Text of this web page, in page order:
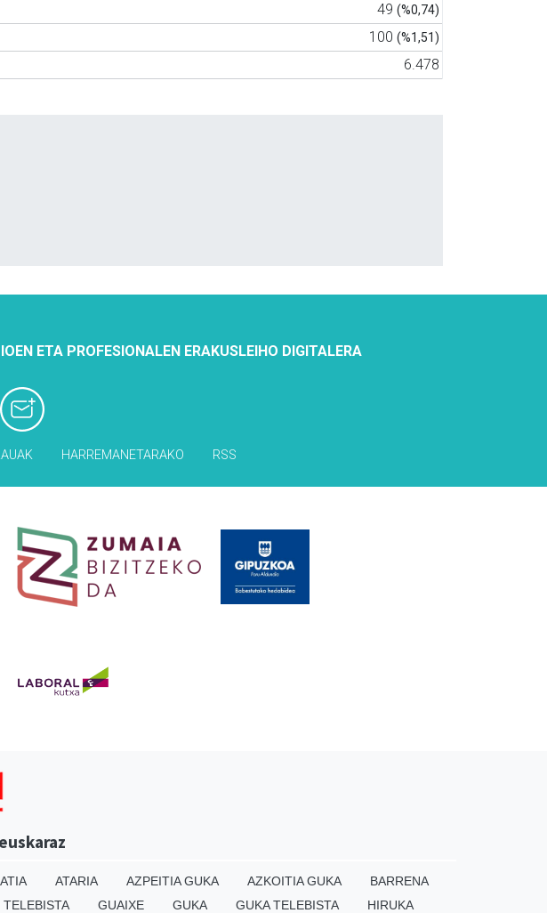
49 (%0,74)
100 (%1,51)
6.478
ETA PROFESIONALEN ERAKUSLEIHO DIGITALERA
HARREMANETARAKO RSS
ATARIA AZPEITIA GUKA AZKOITIA GUKA
BARRENA
GUAIXE GUKA GUKA TELEBISTA HIRUKA